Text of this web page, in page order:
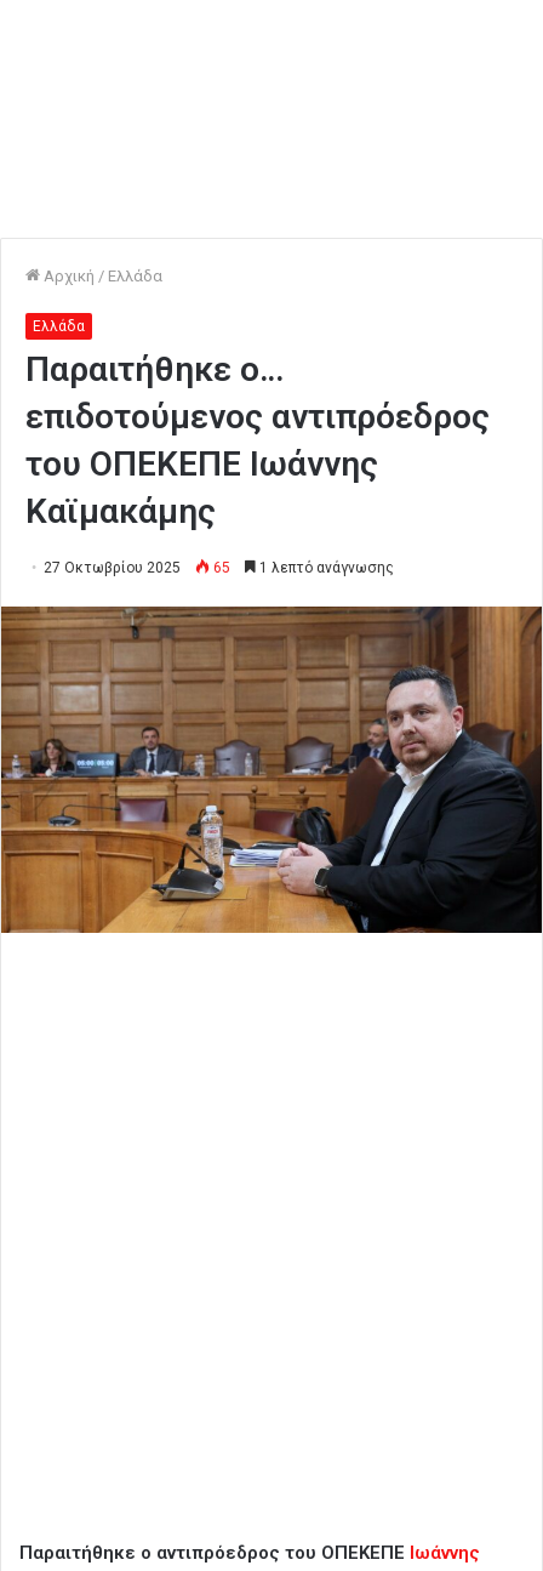
Αρχική / Ελλάδα
Ελλάδα
Παραιτήθηκε ο…
επιδοτούμενος αντιπρόεδρος
του ΟΠΕΚΕΠΕ Ιωάννης
Καϊμακάμης
27 Οκτωβρίου 2025 65 1 λεπτό ανάγνωσης
Παραιτήθηκε ο αντιπρόεδρος του ΟΠΕΚΕΠΕ Ιωάννης